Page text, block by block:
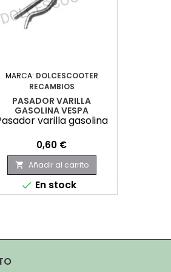
MARCA: DOLCESCOOTER
RECAMBIOS
PASADOR VARILLA
GASOLINA VESPA
varilla gasolina
Precio
0,60 €
 Añadir al carrito
 En stock